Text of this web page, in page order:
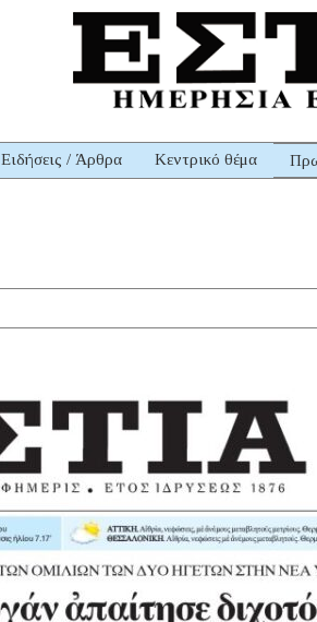
Ειδήσεις / Άρθρα Κεντρικό θέμα